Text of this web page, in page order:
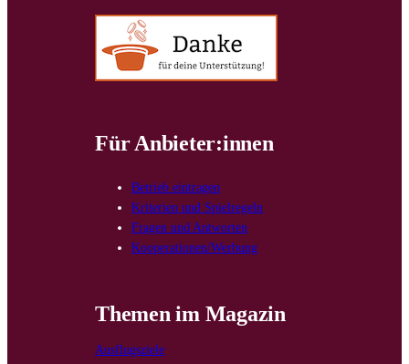
Für Anbieter:innen
Betrieb eintragen
Kriterien und Spielregeln
Fragen und Antworten
Kooperationen/Werbung
Themen im Magazin
Ausflugsziele